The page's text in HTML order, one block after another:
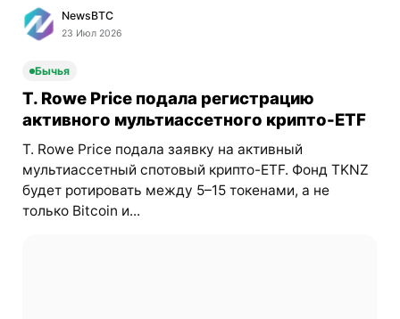
NewsBTC
23 Июл 2026
Бычья
T. Rowe Price подала регистрацию
активного мультиассетного крипто-ETF
T. Rowe Price подала заявку на активный
мультиассетный спотовый крипто-ETF. Фонд TKNZ
будет ротировать между 5–15 токенами, а не
только Bitcoin и...